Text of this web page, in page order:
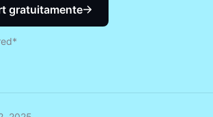
gratuitamente